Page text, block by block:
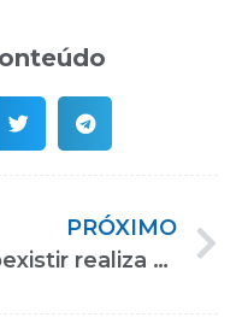
PRÓXIMO
Coexistir realiza ações de inclusão no mercado de trabalho na 19ª Reatech